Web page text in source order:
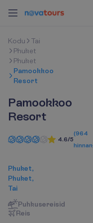
Kodu
Tai
Phuket
Phuket
Pamookkoo
Resort
Pamookkoo
Resort
4.6/5
(964
Phuket,
Phuket,
Tai
Puhkusereisid
Reis